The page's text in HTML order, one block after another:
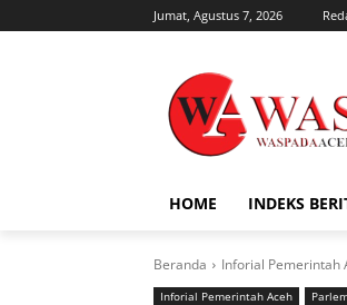
Jumat, Agustus 7, 2026
HOME INDEKS
Beranda Inforial Pemerintah
Inforial Pemerintah Aceh